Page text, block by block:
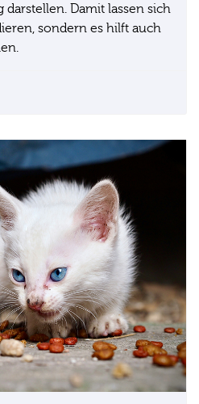
Damit lassen sich
sondern es hilft auch